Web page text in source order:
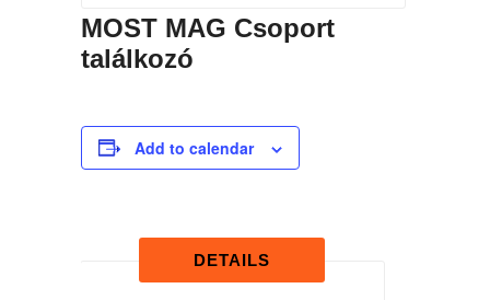
MOST MAG Csoport
találkozó
Add to calendar
DETAILS